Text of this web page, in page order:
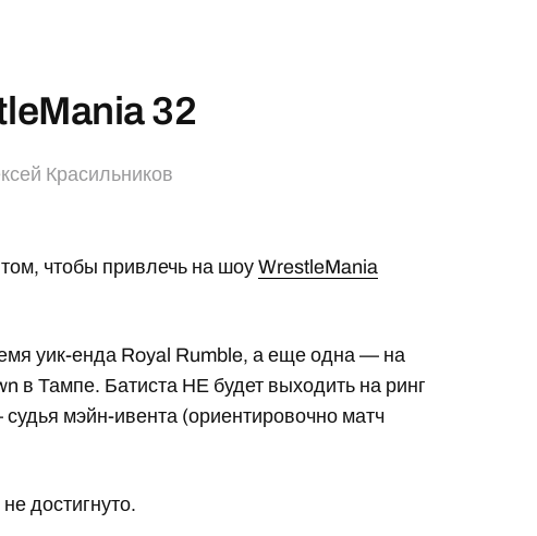
32
Красильников
чтобы привлечь на шоуWrestleMania
уик-енда Royal Rumble, а еще одна — на
в Тампе. Батиста НЕ будет выходить на ринг
мэйн-ивента (ориентировочно матч
достигнуто.